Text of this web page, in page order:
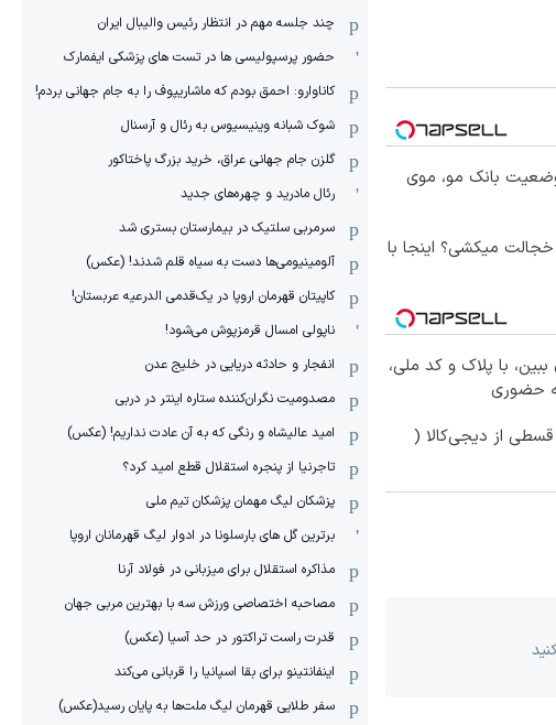
بانک مو، موی
میکشی؟ اینجا با
با پلاک و کد ملی،
حضوری
از دیجی‌کالا (
چند جلسه مهم در انتظار رئیس والیبال ایران
حضور پرسپولیسی ها در تست های پزشکی ایفمارک
کاناوارو: احمق بودم که ماشاریپوف را به جام جهانی بردم!
شوک شبانه وینیسیوس به رئال و آرسنال
گلزن جام جهانی عراق، خرید بزرگ پاختاکور
رئال مادرید و چهره‌های جدید
سرمربی سلتیک در بیمارستان بستری شد
آلومینیومی‌ها دست به سیاه قلم شدند! (عکس)
کاپیتان قهرمان اروپا در یک‌قدمی الدرعیه عربستان!
ناپولی امسال قرمزپوش می‌شود!
انفجار و حادثه دریایی در خلیج عدن
مصدومیت نگران‌کننده ستاره اینتر در دربی
امید عالیشاه و رنگی که به آن عادت نداریم! (عکس)
تاجرنیا از پنجره استقلال قطع امید کرد؟
پزشکان لیگ مهمان پزشکان تیم ملی
برترین گل های بارسلونا در ادوار لیگ قهرمانان اروپا
مذاکره استقلال برای میزبانی در فولاد آرنا
مصاحبه اختصاصی ورزش سه با بهترین مربی جهان
قدرت راست تراکتور در حد آسیا (عکس)
اینفانتینو برای بقا اسپانیا را قربانی می‌کند
سفر طلایی قهرمان لیگ ملت‌ها به پایان رسید(عکس)